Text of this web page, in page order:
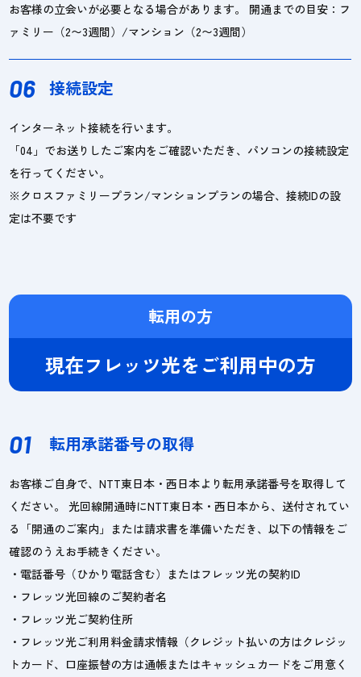
お客様の立会いが必要となる場合があります。 開通までの目安：フ
ァミリー（2〜3週間）/マンション（2〜3週間）
06 接続設定
インターネット接続を行います。
「04」でお送りしたご案内をご確認いただき、パソコンの接続設定
を行ってください。
※クロスファミリープラン/マンションプランの場合、接続IDの設
定は不要です
転用の方
現在フレッツ光をご利用中の方
01 転用承諾番号の取得
お客様ご自身で、NTT東日本・西日本より転用承諾番号を取得して
ください。 光回線開通時にNTT東日本・西日本から、送付されてい
る「開通のご案内」または請求書を準備いただき、以下の情報をご
確認のうえお手続きください。
・電話番号（ひかり電話含む）またはフレッツ光の契約ID
・フレッツ光回線のご契約者名
・フレッツ光ご契約住所
・フレッツ光ご利用料金請求情報（クレジット払いの方はクレジッ
トカード、口座振替の方は通帳またはキャッシュカードをご用意く